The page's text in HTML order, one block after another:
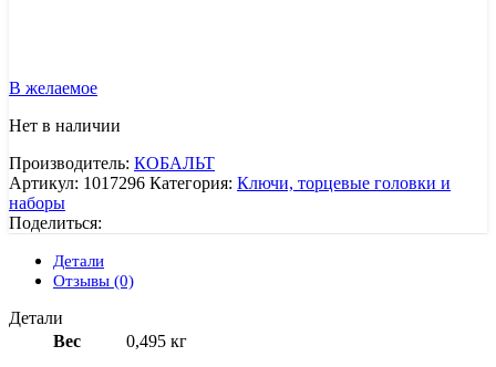
В желаемое
Нет в наличии
Производитель: КОБАЛЬТ
Артикул: 1017296 Категория: Ключи, торцевые головки и
наборы
Поделиться:
Детали
Отзывы (0)
Детали
Вес
0,495 кг